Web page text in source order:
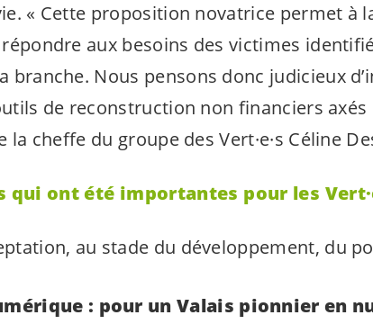
« Cette proposition novatrice permet à
aux besoins des victimes
branche. Nous pensons donc judicieux
de reconstruction non financiers
la cheffe du groupe desVert·e·s Céline
qui ont été importantes pour les
au stade du développement, du
: pour un Valais pionnier en